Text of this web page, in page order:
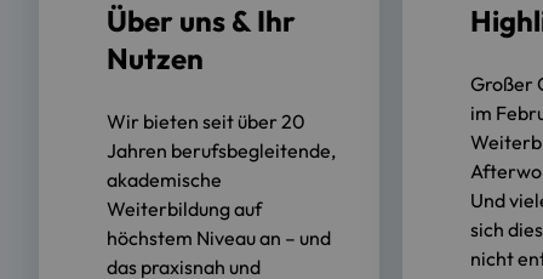
Über uns & Ihr
Nutzen
Wir bieten seit über 20
Jahren berufsbegleitende,
akademische
Weiterbildung auf
höchstem Niveau an – und
das praxisnah und
Großer
im
Und
sich
nicht